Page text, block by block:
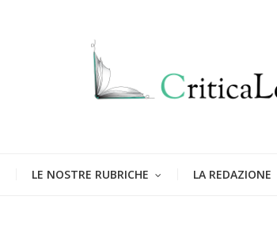
LE NOSTRE RUBRICHE LA REDAZIONE